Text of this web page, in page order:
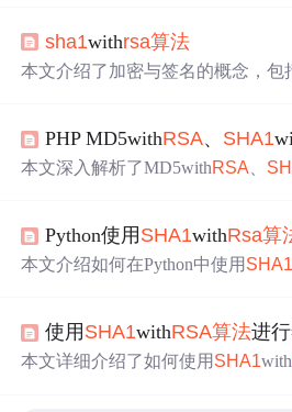
示了实现这些算法的具体步骤，帮
题。
sha1withrsa算法
本文介绍了加密与签名的概念，包
密，而数字签名则确保数据完整性
探讨了 RSA秘钥的pkcs1和pkcs8格
PHP MD5withRSA、 SHA1
本文深入解析了MD5withRSA
码示例，详细展示了每种算法的具
Python使用 SHA1withRsa算
本文介绍如何在Python中使用
使用 SHA1withRSA算法进
本文详细介绍了如何使用 SHA1with